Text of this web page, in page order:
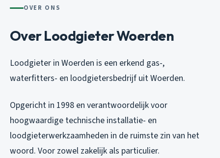
OVER ONS
Over Loodgieter Woerden
Loodgieter in Woerden is een erkend gas-,
waterfitters- en loodgietersbedrijf uit Woerden.
Opgericht in 1998 en verantwoordelijk voor
hoogwaardige technische installatie- en
loodgieterwerkzaamheden in de ruimste zin van het
woord. Voor zowel zakelijk als particulier.